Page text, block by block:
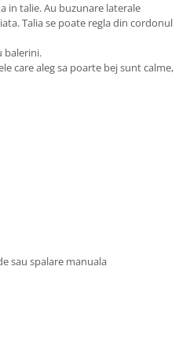
in talie. Au buzunare laterale
Talia se poate regla din cordonul
balerini.
care aleg sa poarte bej sunt calme,
sau spalare manuala